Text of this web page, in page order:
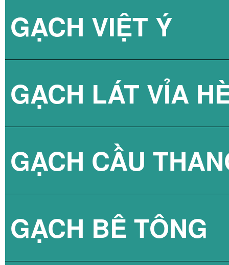
BÌNH NÓNG
GẠCH VIỆT Ý
GẠCH LÁT VỈA
GẠCH BLOCK
GẠCH LÁT VỈA
GẠCH CẦU
GẠCH BÊ TÔNG